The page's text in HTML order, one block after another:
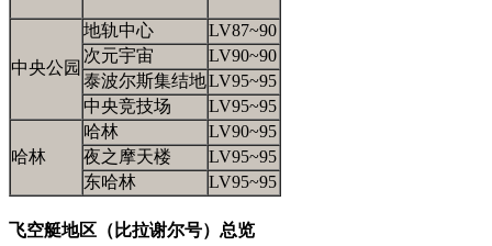
中央公园
地轨中心
LV87~90
次元宇宙
LV90~90
泰波尔斯集结地LV95~95
中央竞技场
LV95~95
哈林
哈林
LV90~95
夜之摩天楼
LV95~95
东哈林
LV95~95
飞空艇地区（比拉谢尔号）总览